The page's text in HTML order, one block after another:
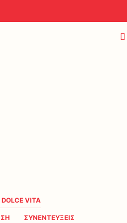
VITA
ΣΥΝΕΝΤΕΥΞΕΙΣ